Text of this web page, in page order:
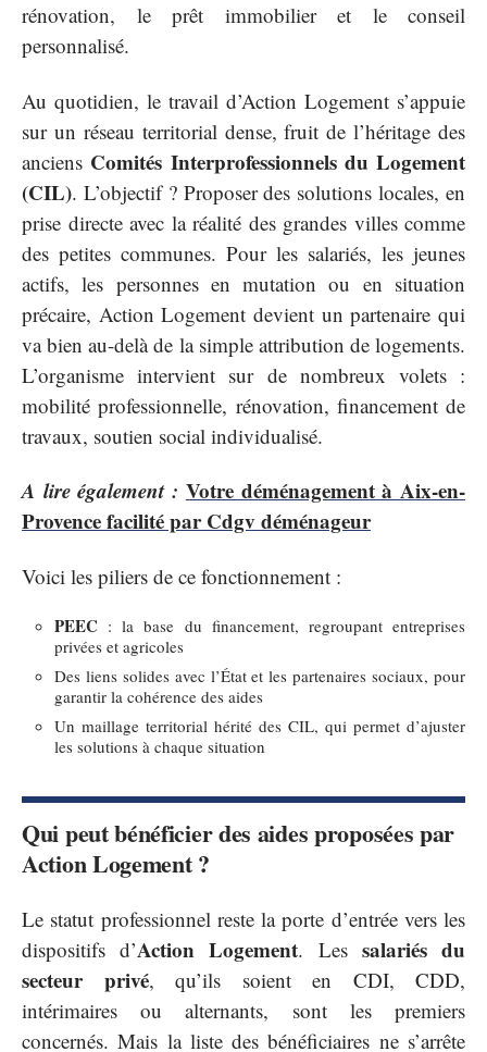
rénovation, le prêt immobilier et le conseil
personnalisé.
Au quotidien, le travail d’Action Logement s’appuie
sur un réseau territorial dense, fruit de l’héritage des
anciens Comités Interprofessionnels du Logement
(CIL). L’objectif ? Proposer des solutions locales, en
prise directe avec la réalité des grandes villes comme
des petites communes. Pour les salariés, les jeunes
actifs, les personnes en mutation ou en situation
précaire, Action Logement devient un partenaire qui
va bien au-delà de la simple attribution de logements.
L’organisme intervient sur de nombreux volets :
mobilité professionnelle, rénovation, financement de
travaux, soutien social individualisé.
A lire également : Votre déménagement à Aix-en-
Provence facilité par Cdgv déménageur
Voici les piliers de ce fonctionnement :
PEEC : la base du financement, regroupant entreprises
privées et agricoles
Des liens solides avec l’État et les partenaires sociaux, pour
garantir la cohérence des aides
Un maillage territorial hérité des CIL, qui permet d’ajuster
les solutions à chaque situation
Qui peut bénéficier des aides proposées par
Action Logement ?
Le statut professionnel reste la porte d’entrée vers les
dispositifs d’Action Logement. Les salariés du
secteur privé, qu’ils soient en CDI, CDD,
intérimaires ou alternants, sont les premiers
concernés. Mais la liste des bénéficiaires ne s’arrête